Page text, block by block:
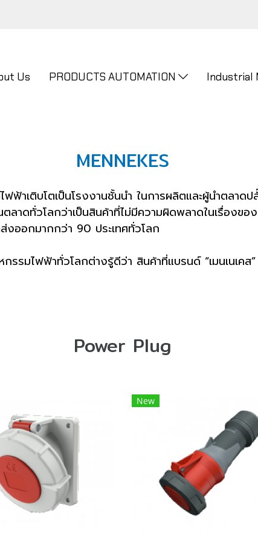
Us PRODUCTS AUTOMATION Industrial
MENNEKES
ฟ้าเติบโตเป็นโรงงานชั้นนำ ในการผลิตและผู้นำตลาด
ลาดทั่วโลกว่าเป็นสินค้าที่ไม่มีความผิดพลาดในเรื่อง
ออกมากกว่า 90 ประเทศทั่วโลก
รรมไฟฟ้าทั่วโลกต่างรู้ดีว่า สินค้าที่แบรนด์ “เมนเนเ
Power Plug
New